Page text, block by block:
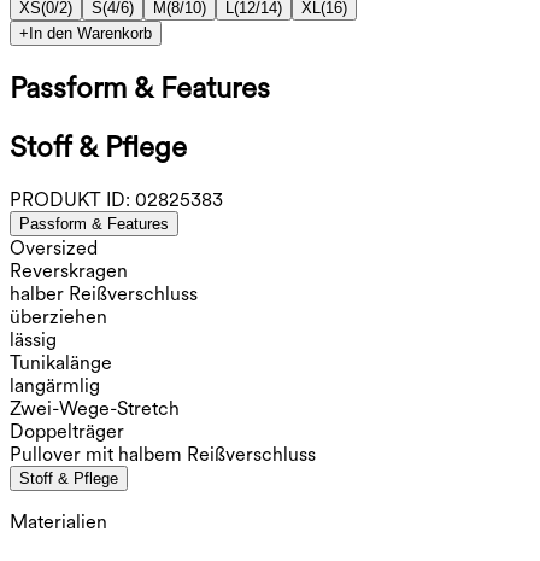
XS(0/2) S(4/6) M(8/10) L(12/14) XL(16)
+ In den Warenkorb
Passform & Features
Stoff & Pflege
PRODUKT ID: 02825383
Passform & Features
Oversized
Reverskragen
halber Reißverschluss
überziehen
lässig
Tunikalänge
langärmlig
Zwei-Wege-Stretch
Doppelträger
Pullover mit halbem Reißverschluss
Stoff & Pflege
Materialien